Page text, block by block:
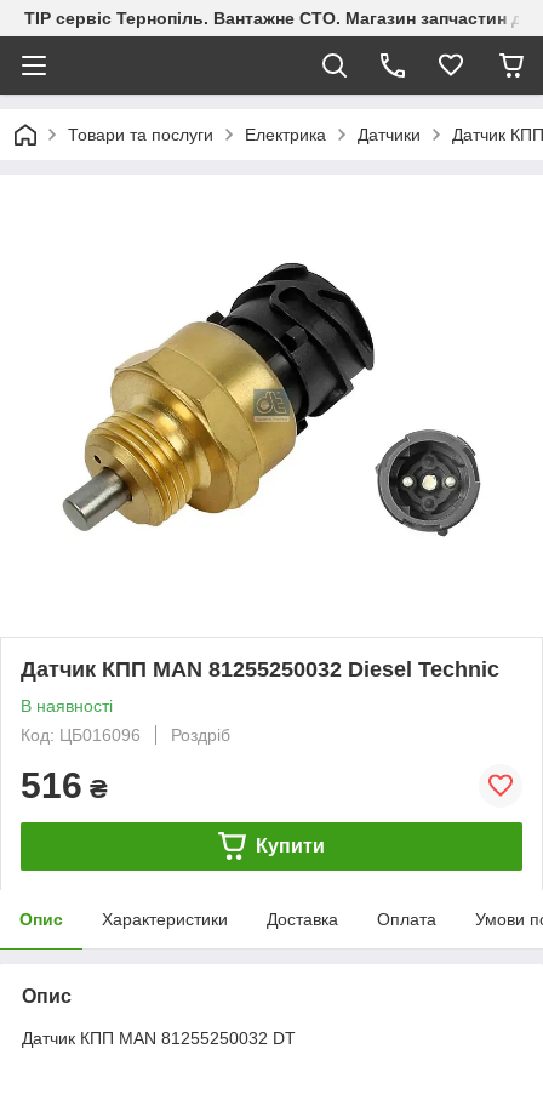
ТІР сервіс Тернопіль. Вантажне СТО. Магазин запчастин
Товари та послуги Електрика Датчики Датчик
Датчик КПП MAN 81255250032 Diesel Technic
В наявності
Код: ЦБ016096
Роздріб
516 ₴
Купити
Опис Характеристики Доставка Оплата Умови
Опис
Датчик КПП MAN 81255250032 DT